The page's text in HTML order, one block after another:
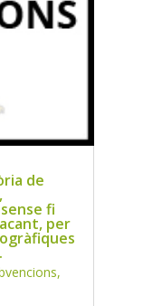
de
fi
per
,